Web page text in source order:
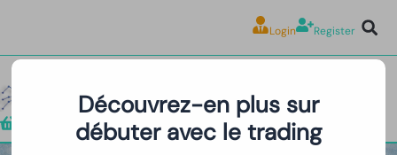
Login Register
Boutique
Découvrez-en plus sur
débuter avec le trading